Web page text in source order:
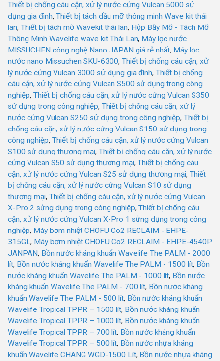
Thiết bị chống cáu cặn, xử lý nước cứng Vulcan 5000 sử
dụng gia đình, Thiết bị tách dầu mỡ thông minh Wave kit thái
lan, Thiết bị tách mỡ Wavekit thái lan, Hộp Bẫy Mỡ - Tách Mỡ
Thông Minh Wavelife wave kit Thái Lan, Máy lọc nước
MISSUCHEN công nghệ Nano JAPAN giá rẻ nhất, Máy lọc
nước nano Missuchen SKU-6300, Thiết bị chống cáu cặn, xử
lý nước cứng Vulcan 3000 sử dụng gia đình, Thiết bị chống
cáu cặn, xử lý nước cứng Vulcan S500 sử dụng trong công
nghiệp, Thiết bị chống cáu cặn, xử lý nước cứng Vulcan S350
sử dụng trong công nghiệp, Thiết bị chống cáu cặn, xử lý
nước cứng Vulcan S250 sử dụng trong công nghiệp, Thiết bị
chống cáu cặn, xử lý nước cứng Vulcan S150 sử dụng trong
công nghiệp, Thiết bị chống cáu cặn, xử lý nước cứng Vulcan
S100 sử dụng thương mại, Thiết bị chống cáu cặn, xử lý nước
cứng Vulcan S50 sử dụng thương mại, Thiết bị chống cáu
cặn, xử lý nước cứng Vulcan S25 sử dụng thương mại, Thiết
bị chống cáu cặn, xử lý nước cứng Vulcan S10 sử dụng
thương mại, Thiết bị chống cáu cặn, xử lý nước cứng Vulcan
X-Pro 2 sửng dụng trong công nghiệp, Thiết bị chống cáu
cặn, xử lý nước cứng Vulcan X-Pro 1 sửng dụng trong công
nghiệp, Máy bơm nhiệt CHOFU Co2 RECLAIM - EHPE-
315GL, Máy bơm nhiệt CHOFU Co2 RECLAIM - EHPE-4540P
JANPAN, Bồn nước kháng khuẩn Wavelife The PALM - 2000
lít, Bồn nước kháng khuẩn Wavelife The PALM - 1500 lít, Bồn
nước kháng khuẩn Wavelife The PALM - 1000 lít, Bồn nước
kháng khuẩn Wavelife The PALM - 700 lít, Bồn nước kháng
khuẩn Wavelife The PALM - 500 lít, Bồn nước kháng khuẩn
Wavelife Tropical TPPR – 1500 lít, Bồn nước kháng khuẩn
Wavelife Tropical TPPR – 1000 lít, Bồn nước kháng khuẩn
Wavelife Tropical TPPR – 700 lít, Bồn nước kháng khuẩn
Wavelife Tropical TPPR – 500 lít, Bồn nước nhựa kháng
khuẩn Wavelife CHANG WGD-1500 Lít, Bồn nước nhựa kháng